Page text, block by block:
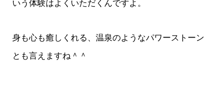
いう体験はよくいただくんですよ。
身も心も癒しくれる、温泉のようなパワーストーン
とも言えますね＾＾